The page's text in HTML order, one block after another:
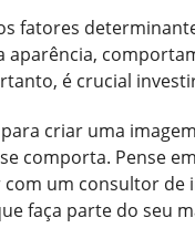
fatores
aparência,
é crucial
criar uma
comporta. Pense
um consultor
faça parte do seu